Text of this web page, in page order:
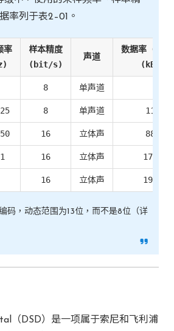
率列于表2–01。
率
样本精度
(bit/s)
声道
数据率（未压
(kB/s)
8 单声道
8 单声道 11.0
16 立体声 88.2
16 立体声 176.4
16 立体声 192.0
码，动态范围为13位，而不是8位（详
（DSD）是一项属于索尼和飞利浦